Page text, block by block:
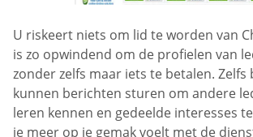
U riskeert niets om lid te worden van
is zo opwindend om de profielen van
zonder zelfs maar iets te betalen. Zelfs
kunnen berichten sturen om andere
leren kennen en gedeelde interesses
je meer op je gemak voelt met de